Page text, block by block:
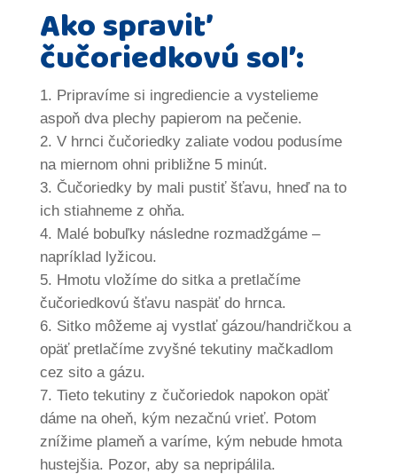
Ako spraviť
čučoriedkovú soľ:
Pripravíme si ingrediencie a vystelieme
aspoň dva plechy papierom na pečenie.
V hrnci čučoriedky zaliate vodou podusíme
na miernom ohni približne 5 minút.
Čučoriedky by mali pustiť šťavu, hneď na to
ich stiahneme z ohňa.
Malé bobuľky následne rozmadžgáme –
napríklad lyžicou.
Hmotu vložíme do sitka a pretlačíme
čučoriedkovú šťavu naspäť do hrnca.
Sitko môžeme aj vystlať gázou/handričkou a
opäť pretlačíme zvyšné tekutiny mačkadlom
cez sito a gázu.
Tieto tekutiny z čučoriedok napokon opäť
dáme na oheň, kým nezačnú vrieť. Potom
znížime plameň a varíme, kým nebude hmota
hustejšia. Pozor, aby sa nepripálila.